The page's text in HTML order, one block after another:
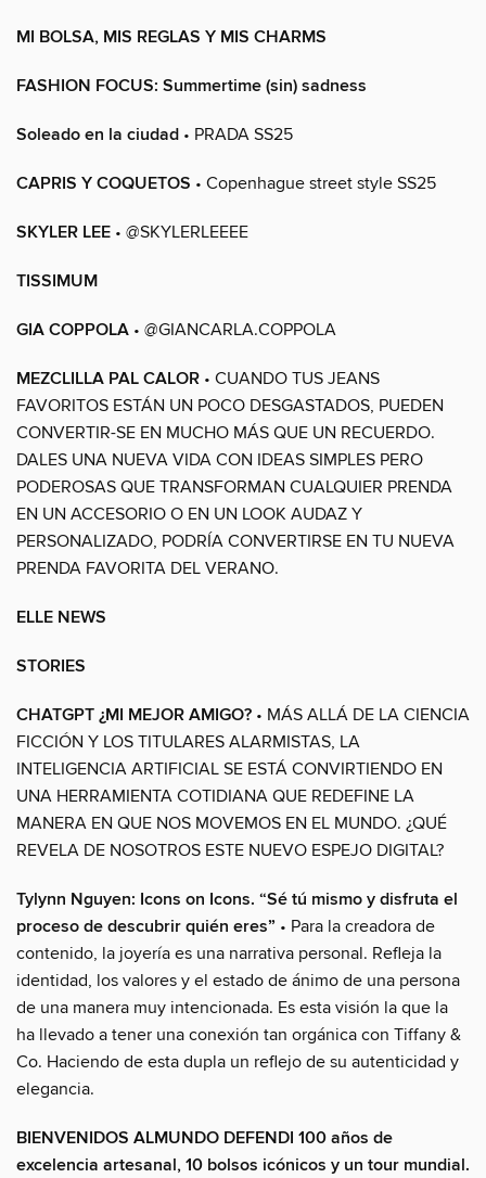
MI BOLSA, MIS REGLAS Y MIS CHARMS
FASHION FOCUS: Summertime (sin) sadness
Soleado en la ciudad • PRADA SS25
CAPRIS Y COQUETOS • Copenhague street style SS25
SKYLER LEE • @SKYLERLEEEE
TISSIMUM
GIA COPPOLA • @GIANCARLA.COPPOLA
MEZCLILLA PAL CALOR • CUANDO TUS JEANS
FAVORITOS ESTÁN UN POCO DESGASTADOS, PUEDEN
CONVERTIR-SE EN MUCHO MÁS QUE UN RECUERDO.
DALES UNA NUEVA VIDA CON IDEAS SIMPLES PERO
PODEROSAS QUE TRANSFORMAN CUALQUIER PRENDA
EN UN ACCESORIO O EN UN LOOK AUDAZ Y
PERSONALIZADO, PODRÍA CONVERTIRSE EN TU NUEVA
PRENDA FAVORITA DEL VERANO.
ELLE NEWS
STORIES
CHATGPT ¿MI MEJOR AMIGO? • MÁS ALLÁ DE LA CIENCIA
FICCIÓN Y LOS TITULARES ALARMISTAS, LA
INTELIGENCIA ARTIFICIAL SE ESTÁ CONVIRTIENDO EN
UNA HERRAMIENTA COTIDIANA QUE REDEFINE LA
MANERA EN QUE NOS MOVEMOS EN EL MUNDO. ¿QUÉ
REVELA DE NOSOTROS ESTE NUEVO ESPEJO DIGITAL?
Tylynn Nguyen: Icons on Icons. “Sé tú mismo y disfruta el
proceso de descubrir quién eres” • Para la creadora de
contenido, la joyería es una narrativa personal. Refleja la
identidad, los valores y el estado de ánimo de una persona
de una manera muy intencionada. Es esta visión la que la
ha llevado a tener una conexión tan orgánica con Tiffany &
Co. Haciendo de esta dupla un reflejo de su autenticidad y
elegancia.
BIENVENIDOS ALMUNDO DEFENDI 100 años de
excelencia artesanal, 10 bolsos icónicos y un tour mundial.